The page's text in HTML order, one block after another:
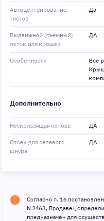
Автоцентрирование
тостов
Да
Выдвижной (съемный)
лоток для крошек
ДА
Особенности
Все
Дополнительно
Нескользящая основа ДА
Отсек для сетевого
шнура
ДА
Согласно п. 16
N 2463, Продавец
предназначен для